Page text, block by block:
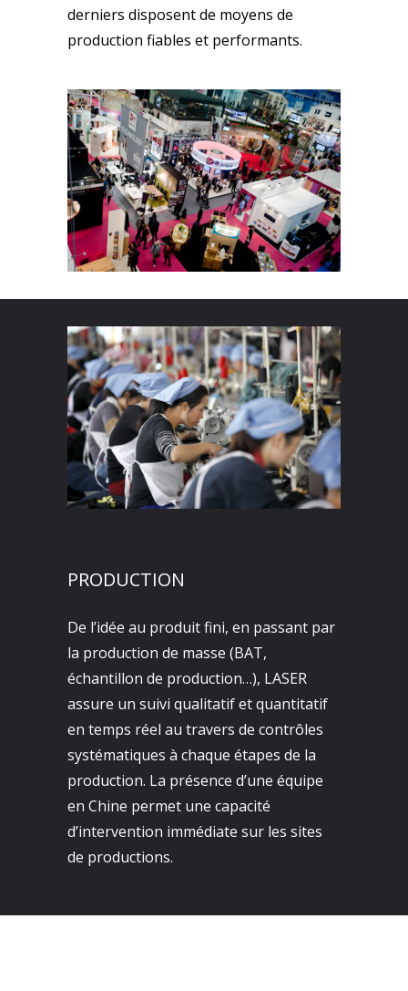
derniers disposent de moyens de
production fiables et performants.
PRODUCTION
De l’idée au produit fini, en passant par
la production de masse (BAT,
échantillon de production…), LASER
assure un suivi qualitatif et quantitatif
en temps réel au travers de contrôles
systématiques à chaque étapes de la
production. La présence d’une équipe
en Chine permet une capacité
d’intervention immédiate sur les sites
de productions.